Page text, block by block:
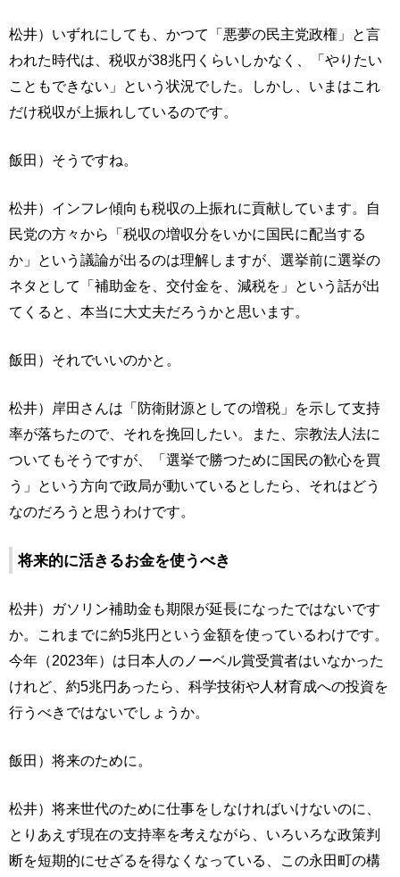
松井）いずれにしても、かつて「悪夢の民主党政権」と言
われた時代は、税収が38兆円くらいしかなく、「やりたい
こともできない」という状況でした。しかし、いまはこれ
だけ税収が上振れしているのです。
飯田）そうですね。
松井）インフレ傾向も税収の上振れに貢献しています。自
民党の方々から「税収の増収分をいかに国民に配当する
か」という議論が出るのは理解しますが、選挙前に選挙の
ネタとして「補助金を、交付金を、減税を」という話が出
てくると、本当に大丈夫だろうかと思います。
飯田）それでいいのかと。
松井）岸田さんは「防衛財源としての増税」を示して支持
率が落ちたので、それを挽回したい。また、宗教法人法に
ついてもそうですが、「選挙で勝つために国民の歓心を買
う」という方向で政局が動いているとしたら、それはどう
なのだろうと思うわけです。
将来的に活きるお金を使うべき
松井）ガソリン補助金も期限が延長になったではないです
か。これまでに約5兆円という金額を使っているわけです。
今年（2023年）は日本人のノーベル賞受賞者はいなかった
けれど、約5兆円あったら、科学技術や人材育成への投資を
行うべきではないでしょうか。
飯田）将来のために。
松井）将来世代のために仕事をしなければいけないのに、
とりあえず現在の支持率を考えながら、いろいろな政策判
断を短期的にせざるを得なくなっている、この永田町の構